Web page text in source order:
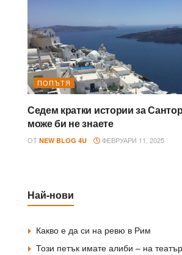
ПОПЪТЯ
Седем кратки истории за
може би не знаете
ОТ NEW BLOG 4U ФЕВРУАРИ 11, 2025
Най-нови
Какво е да си на ревю в Рим
Този петък имате алиби – на